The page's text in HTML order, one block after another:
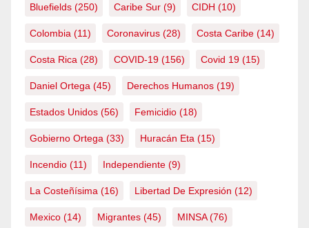
Bluefields (250) Caribe Sur (9) CIDH (10)
Colombia (11) Coronavirus (28) Costa Caribe (14)
Costa Rica (28) COVID-19 (156) Covid 19 (15)
Daniel Ortega (45) Derechos Humanos (19)
Estados Unidos (56) Femicidio (18)
Gobierno Ortega (33) Huracán Eta (15)
Incendio (11) Independiente (9)
La Costeñísima (16) Libertad De Expresión (12)
Mexico (14) Migrantes (45) MINSA(76)